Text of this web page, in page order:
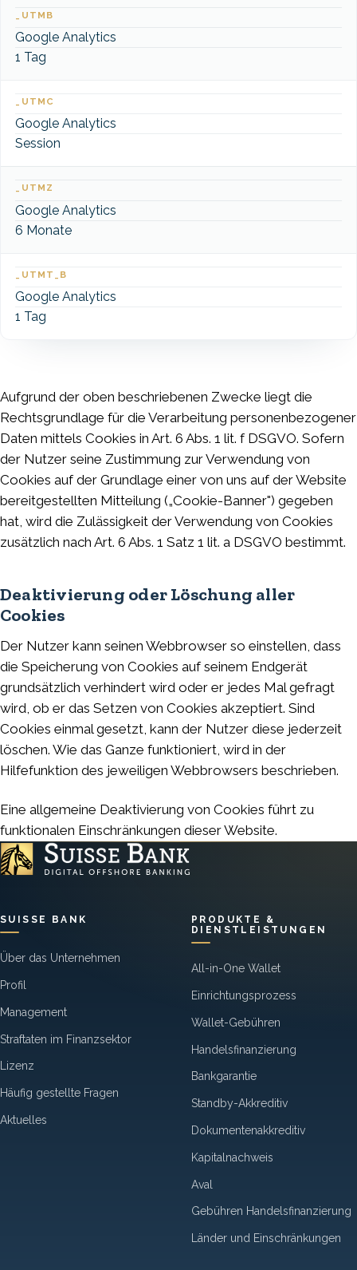
_UTMB
Google Analytics
1 Tag
_UTMC
Google Analytics
Session
_UTMZ
Google Analytics
6 Monate
_UTMT_B
Google Analytics
1 Tag
Aufgrund der oben beschriebenen Zwecke liegt die
Rechtsgrundlage für die Verarbeitung personenbezogener
Daten mittels Cookies in Art. 6 Abs. 1 lit. f DSGVO. Sofern
der Nutzer seine Zustimmung zur Verwendung von
Cookies auf der Grundlage einer von uns auf der Website
bereitgestellten Mitteilung („Cookie-Banner") gegeben
hat, wird die Zulässigkeit der Verwendung von Cookies
zusätzlich nach Art. 6 Abs. 1 Satz 1 lit. a DSGVO bestimmt.
Deaktivierung oder Löschung aller
Cookies
Der Nutzer kann seinen Webbrowser so einstellen, dass
die Speicherung von Cookies auf seinem Endgerät
grundsätzlich verhindert wird oder er jedes Mal gefragt
wird, ob er das Setzen von Cookies akzeptiert. Sind
Cookies einmal gesetzt, kann der Nutzer diese jederzeit
löschen. Wie das Ganze funktioniert, wird in der
Hilfefunktion des jeweiligen Webbrowsers beschrieben.
Eine allgemeine Deaktivierung von Cookies führt zu
funktionalen Einschränkungen dieser Website.
SUISSE BANK
Über das Unternehmen
Profil
Management
Straftaten im Finanzsektor
Lizenz
Häufig gestellte Fragen
Aktuelles
PRODUKTE &
DIENSTLEISTUNGEN
All-in-One Wallet
Einrichtungsprozess
Wallet-Gebühren
Handelsfinanzierung
Bankgarantie
Standby-Akkreditiv
Dokumentenakkreditiv
Kapitalnachweis
Aval
Gebühren Handelsfinanzierung
Länder und Einschränkungen